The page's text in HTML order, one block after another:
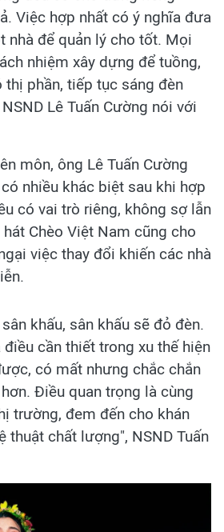
Việc hợp nhất có ý nghĩa đưa
nhà để quản lý cho tốt. Mọi
nhiệm xây dựng để tuồng,
phần, tiếp tục sáng đèn
Lê Tuấn Cường nói với
môn, ông Lê Tuấn Cường
nhiều khác biệt sau khi hợp
có vai trò riêng, không sợ lẫn
Chèo Việt Nam cũng cho
việc thay đổi khiến các nhà
khấu, sân khấu sẽ đỏ đèn.
điều cần thiết trong xu thế hiện
có mất nhưng chắc chắn
Điều quan trọng là cùng
trường, đem đến cho khán
thuật chất lượng", NSND Tuấn